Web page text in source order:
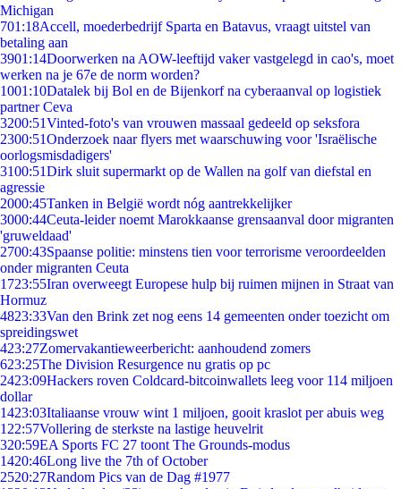
Michigan
701:18Accell, moederbedrijf Sparta en Batavus, vraagt uitstel van
betaling aan
3901:14Doorwerken na AOW-leeftijd vaker vastgelegd in cao's, moet
werken na je 67e de norm worden?
1001:10Datalek bij Bol en de Bijenkorf na cyberaanval op logistiek
partner Ceva
3200:51Vinted-foto's van vrouwen massaal gedeeld op seksfora
2300:51Onderzoek naar flyers met waarschuwing voor 'Israëlische
oorlogsmisdadigers'
3100:51Dirk sluit supermarkt op de Wallen na golf van diefstal en
agressie
2000:45Tanken in België wordt nóg aantrekkelijker
3000:44Ceuta-leider noemt Marokkaanse grensaanval door migranten
'gruweldaad'
2700:43Spaanse politie: minstens tien voor terrorisme veroordeelden
onder migranten Ceuta
1723:55Iran overweegt Europese hulp bij ruimen mijnen in Straat van
Hormuz
4823:33Van den Brink zet nog eens 14 gemeenten onder toezicht om
spreidingswet
423:27Zomervakantieweerbericht: aanhoudend zomers
623:25The Division Resurgence nu gratis op pc
2423:09Hackers roven Coldcard-bitcoinwallets leeg voor 114 miljoen
dollar
1423:03Italiaanse vrouw wint 1 miljoen, gooit kraslot per abuis weg
1 22:57Vollering de sterkste na lastige heuvelrit
320:59EA Sports FC 27 toont The Grounds-modus
1420:46Long live the 7th of October
2520:27Random Pics van de Dag #1977